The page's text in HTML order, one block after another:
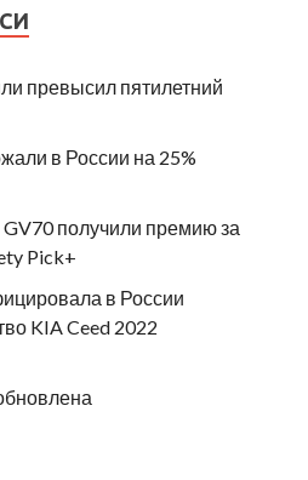
превысил пятилетний
в России на 25%
получили премию за
Pick+
в России
KIA Ceed 2022